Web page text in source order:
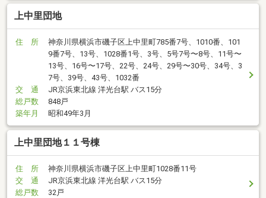
上中里団地
住 所
神奈川県横浜市磯子区上中里町785番7号、1010番、101
9番7号、13号、1028番1号、3号、5号7号〜8号、11号〜
13号、16号〜17号、22号、24号、29号〜30号、34号、3
7号、39号、43号、1032番
交 通
JR京浜東北線 洋光台駅 バス15分
総戸数
848戸
築年月
昭和49年3月
上中里団地１１号棟
住 所
神奈川県横浜市磯子区上中里町1028番11号
交 通
JR京浜東北線 洋光台駅 バス15分
総戸数
32戸